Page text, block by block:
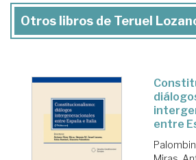
Otros libros de Teruel
entre